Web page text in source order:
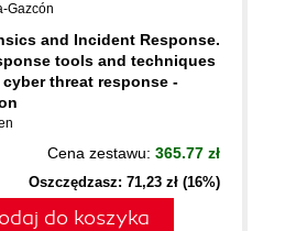
Gazcón
and Incident Response.
tools and techniques
threat response -
Cena zestawu: 365.77 zł
Oszczędzasz: 71,23 zł (16%)
do koszyka